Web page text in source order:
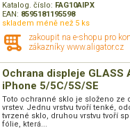
Katalog. číslo: FAG10AIPX
EAN: 8595181195598
skladem méně než 5 ks
zakoupit na e-shopu pro
zákazníky www.aligator.cz
Ochrana displeje GLASS
iPhone 5/5C/5S/SE
Toto ochranné sklo je složeno ze
vrstev. Jednu vrstvu tvoří tenké,
tvrzené sklo, druhou vrstvu tvoří
fólie, která...